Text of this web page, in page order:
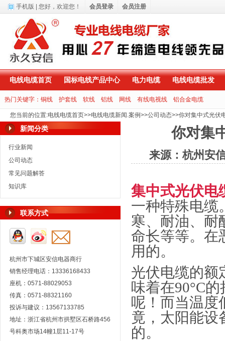
电线电缆首页 国标电线产品中心 电力电缆 电线电缆批发
热门关键字： 铜线 护套线 软线 铝线 网线 有线电视线 铝合金电缆
您当前的位置:电线电缆首页>>电线电缆新闻.案例>>公司动态>>你对集中式光伏
新闻分类
行业新闻
公司动态
常见问题解答
知识库
联系方式
杭州市下城区安信电器商行
销售经理电话：13336168433
座机：0571-88029053
传真：0571-88321160
投诉与建议：13567133785
地址：浙江省杭州市拱墅区石桥路456
号科奥市场14幢1层11-17号
你对集
来源：杭州安
集中式光伏电
一种特殊电缆
寒、耐油、耐
命长等等。在
用的。
光伏电缆的额
味着在90°C的
呢！而当温度
竟，太阳能设
的。
手机版 | 您好， 欢迎您！ 会员登录 会员注册